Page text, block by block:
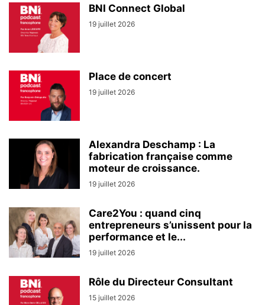
BNI Connect Global
19 juillet 2026
Place de concert
19 juillet 2026
Alexandra Deschamp : La
fabrication française comme
moteur de croissance.
19 juillet 2026
Care2You : quand cinq
entrepreneurs s’unissent pour la
performance et le...
19 juillet 2026
Rôle du Directeur Consultant
15 juillet 2026